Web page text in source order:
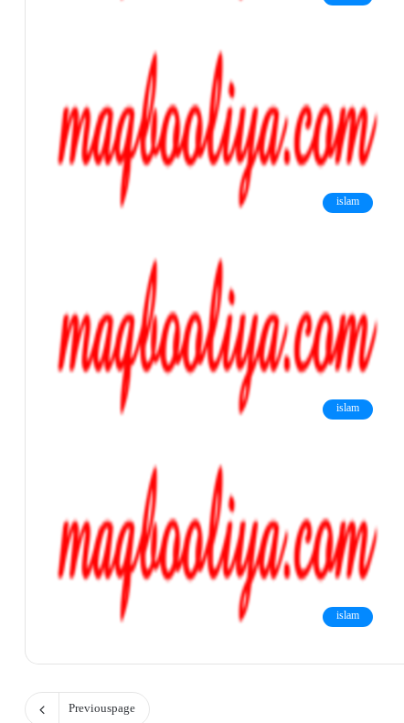
islam
islam
islam
Previous page